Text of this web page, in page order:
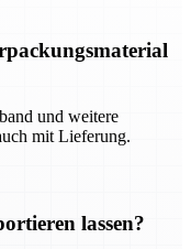
und weitere
mit Lieferung.
lassen?